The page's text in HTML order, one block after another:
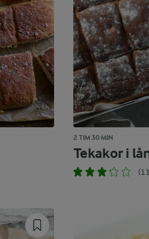
2 TIM 30 MIN
Tekakor i